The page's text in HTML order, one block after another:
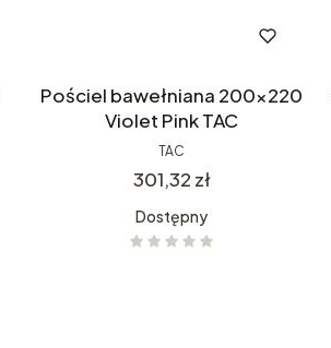
Pościel bawełniana 200x220
Violet Pink TAC
TAC
Cena
301,32 zł
Dostępny